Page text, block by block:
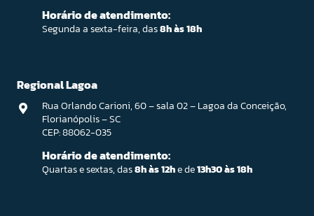
Horário de atendimento:
Segunda a sexta-feira, das8h às 18h
Regional Lagoa
Rua Orlando Carioni, 60 – sala 02 – Lagoa da Conceição,
Florianópolis – SC
CEP: 88062-035
Horário de atendimento:
Quartas e sextas, das8h às 12he de13h30 às 18h